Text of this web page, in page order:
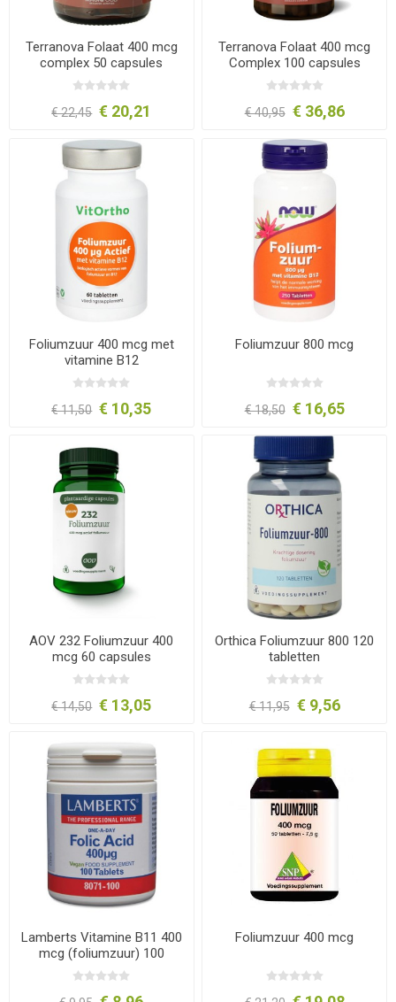
Terranova Folaat 400 mcg
complex 50 capsules
€ 22,45 € 20,21
Terranova Folaat 400 mcg
Complex 100 capsules
€ 40,95 € 36,86
Foliumzuur 400 mcg met
vitamine B12
€ 11,50 € 10,35
Foliumzuur 800 mcg
€ 18,50 € 16,65
AOV 232 Foliumzuur 400
mcg 60 capsules
€ 14,50 € 13,05
Orthica Foliumzuur 800 120
tabletten
€ 11,95 € 9,56
Lamberts Vitamine B11 400
mcg (foliumzuur) 100
tabletten
Foliumzuur 400 mcg